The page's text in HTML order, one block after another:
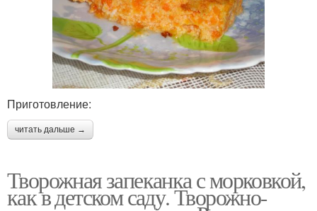
Приготовление:
читать дальше →
Творожная запеканка с морковкой,
как в детском саду. Творожно-